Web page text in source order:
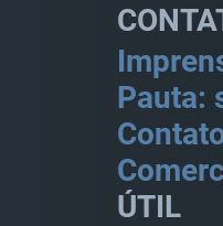
Pauta:
ÚTIL